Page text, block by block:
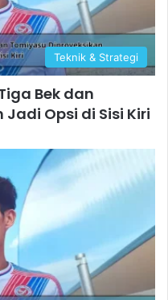
Teknik & Strategi
Bek dan
Opsi di Sisi Kiri